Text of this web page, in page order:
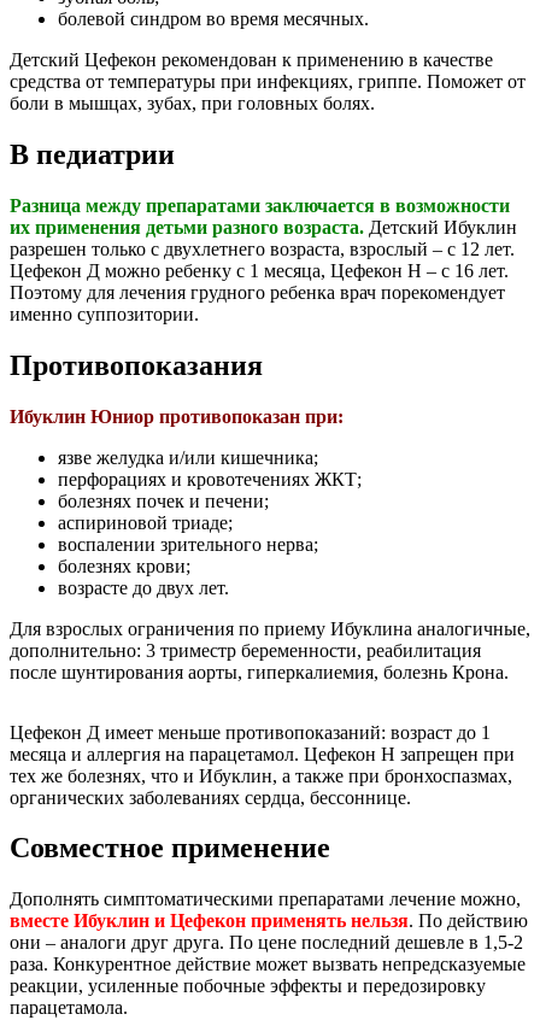
болевой синдром во время месячных.
Детский Цефекон рекомендован к применению в качестве
средства от температуры при инфекциях, гриппе. Поможет от
боли в мышцах, зубах, при головных болях.
В педиатрии
Разница между препаратами заключается в возможности
их применения детьми разного возраста. Детский Ибуклин
разрешен только с двухлетнего возраста, взрослый – с 12 лет.
Цефекон Д можно ребенку с 1 месяца, Цефекон Н – с 16 лет.
Поэтому для лечения грудного ребенка врач порекомендует
именно суппозитории.
Противопоказания
Ибуклин Юниор противопоказан при:
язве желудка и/или кишечника;
перфорациях и кровотечениях ЖКТ;
болезнях почек и печени;
аспириновой триаде;
воспалении зрительного нерва;
болезнях крови;
возрасте до двух лет.
Для взрослых ограничения по приему Ибуклина аналогичные,
дополнительно: 3 триместр беременности, реабилитация
после шунтирования аорты, гиперкалиемия, болезнь Крона.
Цефекон Д имеет меньше противопоказаний: возраст до 1
месяца и аллергия на парацетамол. Цефекон Н запрещен при
тех же болезнях, что и Ибуклин, а также при бронхоспазмах,
органических заболеваниях сердца, бессоннице.
Совместное применение
Дополнять симптоматическими препаратами лечение можно,
вместе Ибуклин и Цефекон применять нельзя. По действию
они – аналоги друг друга. По цене последний дешевле в 1,5-2
раза. Конкурентное действие может вызвать непредсказуемые
реакции, усиленные побочные эффекты и передозировку
парацетамола.